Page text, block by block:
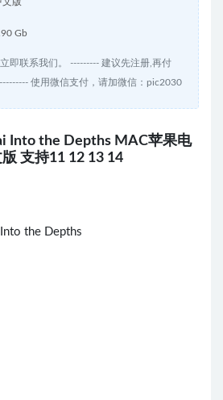
Gb
即联系我们。 --------- 建议先注册,再付
使用微信支付，请加微信：pic2030
Into the Depths MAC苹果电
支持11 12 13 14
the Depths